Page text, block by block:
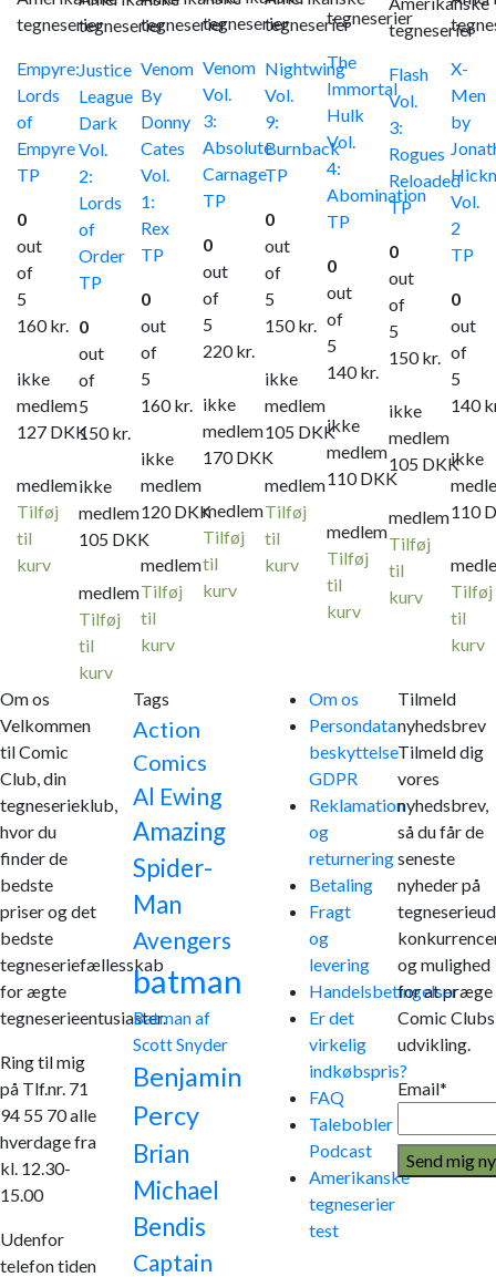
tegneserier
Empyre:
Lords
of
Empyre
TP
0
out
of
5
160kr.
ikke
medlem
127 DKK
medlem
Tilføj
til
kurv
tegneserier
Justice
League
Dark
Vol.
2:
Lords
of
Order
TP
0
out
of
5
150kr.
ikke
medlem
105 DKK
medlem
Tilføj
til
kurv
tegneserier
Venom
By
Donny
Cates
Vol.
1:
Rex
TP
0
out
of
5
160kr.
ikke
medlem
120DKK
medlem
Tilføj
til
kurv
tegneserier
Venom
Vol.
3:
Absolute
Carnage
TP
0
out
of
5
220kr.
ikke
medlem
170DKK
medlem
Tilføj
til
kurv
tegneserier
Nightwing
Vol.
9:
Burnback
TP
0
out
of
5
150kr.
ikke
medlem
105 DKK
medlem
Tilføj
til
kurv
tegneserier
The
Immortal
Hulk
Vol.
4:
Abomination
TP
0
out
of
5
140kr.
ikke
medlem
110DKK
medlem
Tilføj
til
kurv
tegneserier
Flash
Vol.
3:
Rogues
Reloaded
TP
0
out
of
5
150kr.
ikke
medlem
105 DKK
medlem
Tilføj
til
kurv
X-
Men
by
Vol.
2
TP
0
out
of
5
140
ikke
110
Tilføj
til
kurv
Om os
Velkommen
til Comic
Club, din
tegneserieklub,
hvor du
finder de
bedste
priser og det
bedste
tegneseriefællesskab
for ægte
tegneserieentusiaster.
Ring til mig
på Tlf.nr. 71
94 55 70 alle
hverdage fra
kl. 12.30-
15.00
Udenfor
telefon tiden
Tags
Action
Comics
Al Ewing
Amazing
Spider-
Man
Avengers
batman
Batman af
Scott Snyder
Benjamin
Percy
Brian
Michael
Bendis
Captain
Om os
Persondata
beskyttelse
GDPR
Reklamation
og
returnering
Betaling
Fragt
og
levering
Handelsbetingelser
Er det
virkelig
indkøbspris?
FAQ
Talebobler
Podcast
Amerikanske
tegneserier
test
Tilmeld
nyhedsbrev
Tilmeld dig
vores
nyhedsbrev,
så du får de
seneste
nyheder på
og mulighed
for at præge
Comic Clubs
udvikling.
Email*